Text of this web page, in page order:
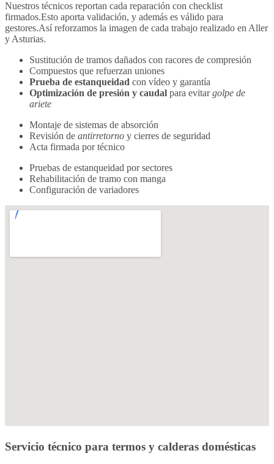
Nuestros técnicos reportan cada reparación con checklist
firmados.Esto aporta validación, y además es válido para
gestores.Así reforzamos la imagen de cada trabajo realizado en Aller
y Asturias.
Sustitución de tramos dañados con racores de compresión
Compuestos que refuerzan uniones
Prueba de estanqueidad con vídeo y garantía
Optimización de presión y caudal para evitargolpe de
ariete
Montaje de sistemas de absorción
Revisión de antirretorno y cierres de seguridad
Acta firmada por técnico
Pruebas de estanqueidad por sectores
Rehabilitación de tramo con manga
Configuración de variadores
Servicio técnico para termos y calderas domésticas